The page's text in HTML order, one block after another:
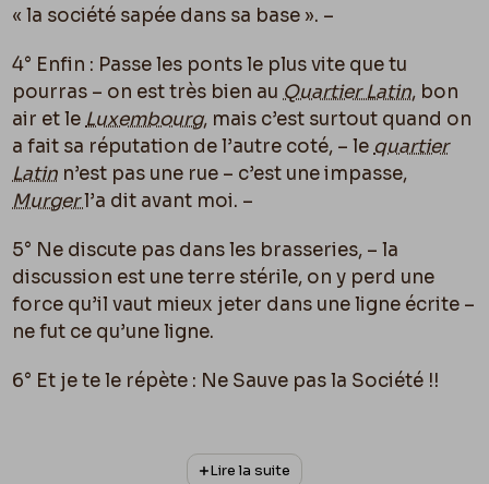
« la société sapée dans sa base ». –
4° Enfin : Passe les ponts le plus vite que tu
pourras – on est très bien auQuartier Latin, bon
air et leLuxembourg, mais c’est surtout quand on
a fait sa réputation de l’autre coté, – lequartier
Latin n’est pas une rue – c’est une impasse,
Murgerl’a dit avant moi. –
5° Ne discute pas dans les brasseries, – la
discussion est une terre stérile, on y perd une
force qu’il vaut mieux jeter dans une ligne écrite –
ne fut ce qu’une ligne.
6° Et je te le répète : Ne Sauve pas la Société !!
Je n’ai rien autre chose à te dire que ceci : J’ai
Lire la suite